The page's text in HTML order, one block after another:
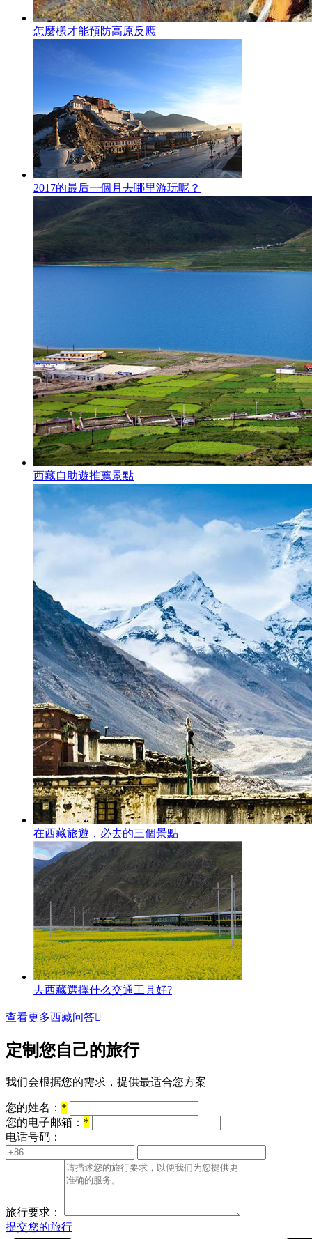
怎麼樣才能預防高原反應
2017的最后一個月去哪里游玩呢？
西藏自助遊推薦景點
在西藏旅遊，必去的三個景點
去西藏選擇什么交通工具好?
查看更多西藏问答
定制您自己的旅行
我们会根据您的需求，提供最适合您方案
您的姓名： *
您的电子邮箱： *
电话号码：
旅行要求：
提交您的旅行